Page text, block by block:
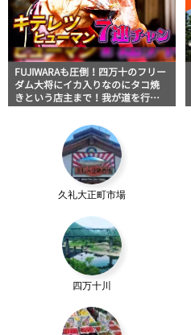
FUJIWARAも圧倒！四万十のフリー
ダム大将にイカ入りなのにタコ焼
きという店主まで！我が道を行く
【テレビ高知タイアップ企画】
FUJIWARAのキテレツが咲く！
久礼大正町市場
四万十川